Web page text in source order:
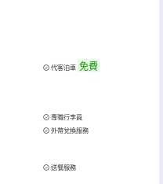
代客泊車 免費
專職行李員
外幣兌換服務
送餐服務